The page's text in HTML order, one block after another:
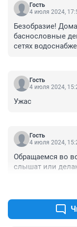
Гость
4 июля 2024,
Безобразие!
баснословные
сетях
Гость
4 июля 2024,
Ужас
Гость
4 июля 2024,
Обращаемся во
слышат или